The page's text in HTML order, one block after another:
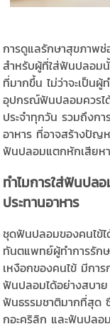
การดูแลรักษาสุขภาพ
สำหรับผู้ที่ใส่ฟันปลอม
ที่มากขึ้น ไม่ว่าจะเป็น
อุปกรณ์ฟันปลอมควรไ
ประจำทุกวัน รวมถึงกา
อาหาร ที่อาจสร้างปัญ
ฟันปลอมแตกหักเสียห
ทำไมการใส่ฟันปล
ประทานอาหาร
ชุดฟันปลอมของคนไข้
ทันตแพทย์ผู้ทำการรัก
เหงือกของคนไข้ มีกา
ฟันปลอมได้อย่างสบาย
ฟันธรรมชาติมากที่สุด
กอะคริลิก และฟันปลอ